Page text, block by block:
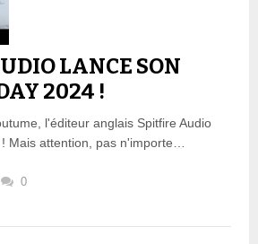
LANCE SON
2024 !
l'éditeur anglais Spitfire Audio
Mais attention, pas n'importe…
0